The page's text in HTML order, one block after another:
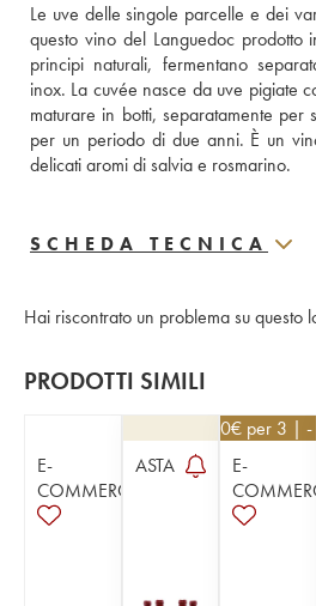
Le uve delle singole parcelle e dei
questo vino del Languedoc prodotto
principi naturali, fermentano
inox. La cuvée nasce da uve pigiate
maturare in botti, separatamente per
per un periodo di due anni. È un
delicati aromi di salvia e rosmarino.
SCHEDA TECNICA
Hai riscontrato un problema su questo
PRODOTTI SIMILI
E-
COMMERCE
ASTA
25,20€ per 3 | -
E-